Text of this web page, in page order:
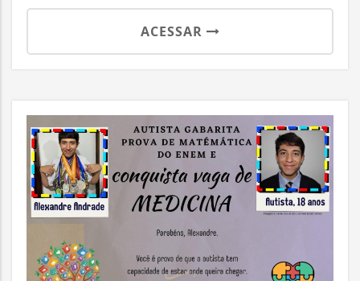
ACESSAR